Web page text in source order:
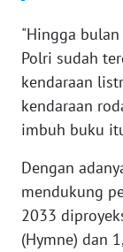
"Hingga
Polri sudah
kendaraan
kendaraan
imbuh buku
Dengan
mendukung
2033
(Hymne) dan
SULBAR
WN
BABEL
SUMBAR
WN
SUMSEL